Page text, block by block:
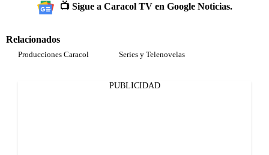
📺 Sigue a Caracol TV en Google Noticias.
Relacionados
Producciones Caracol Series y Telenovelas
PUBLICIDAD